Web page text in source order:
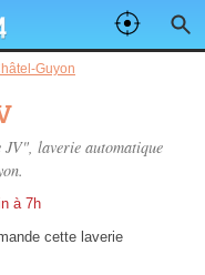
Guyon
laverie automatique
à 7h
cette laverie